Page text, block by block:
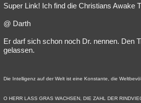
Super Link! Ich find die Christians Awake
@ Darth
Er darf sich schon noch Dr. nennen. Den
gelassen.
Die Intelligenz auf der Welt ist eine Konstante, die
O HERR LASS GRAS WACHSEN, DIE ZAHL DER